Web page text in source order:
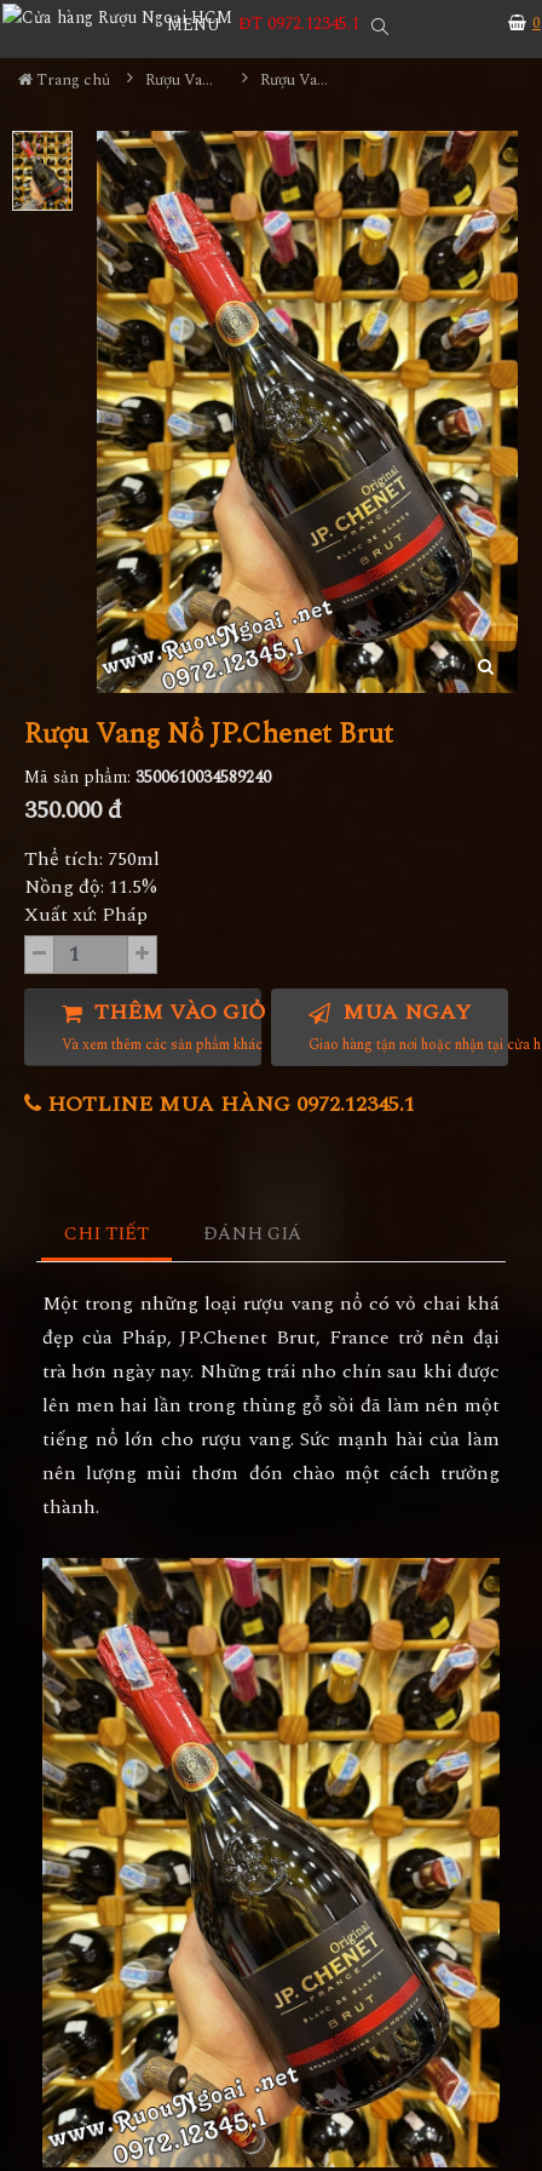
0
MENU ĐT 0972.12345.1
Trang chủ Rượu Vang Rượu Vang Nổ JP.Chenet Brut
Rượu Vang Nổ JP.Chenet Brut
Mã sản phẩm: 3500610034589240
350.000 đ
Thể tích: 750ml
Nồng độ: 11.5%
Xuất xứ: Pháp
THÊM VÀO GIỎ HÀNG
Và xem thêm các sản phẩm khác
MUA NGAY
Giao hàng tận nơi hoặc nhận tại cửa
HOTLINE MUA HÀNG 0972.12345.1
CHI TIẾT ĐÁNH GIÁ
Một trong những loại rượu vang nổ có vỏ chai khá
đẹp của Pháp, JP.Chenet Brut, France trở nên đại
trà hơn ngày nay. Những trái nho chín sau khi được
lên men hai lần trong thùng gỗ sồi đã làm nên một
tiếng nổ lớn cho rượu vang. Sức mạnh hài của làm
nên lượng mùi thơm đón chào một cách trưởng
thành.